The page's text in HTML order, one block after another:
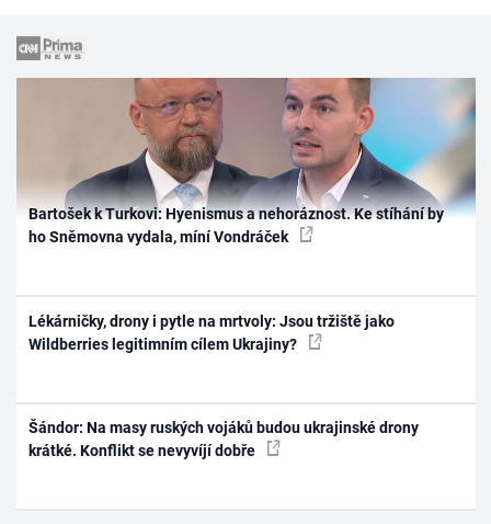
Bartošek k Turkovi: Hyenismus a nehoráznost. Ke stíhání by
ho Sněmovna vydala, míní Vondráček
Lékárničky, drony i pytle na mrtvoly: Jsou tržiště jako
Wildberries legitimním cílem Ukrajiny?
Šándor: Na masy ruských vojáků budou ukrajinské drony
krátké. Konflikt se nevyvíjí dobře